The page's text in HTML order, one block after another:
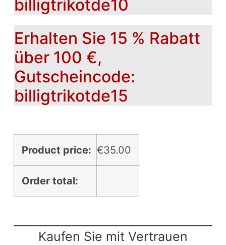
billigtrikotde10
Erhalten Sie 15 % Rabatt
über 100 €,
Gutscheincode:
billigtrikotde15
Product price: €35.00
Order total:
Kaufen Sie mit Vertrauen